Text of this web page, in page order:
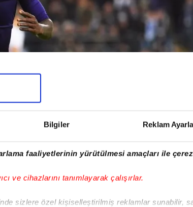
Bilgiler Reklam
faaliyetlerinin yürütülmesi amaçları ile
ve cihazlarını tanımlayarak çalışırlar.
sizlere özel kişiselleştirilmiş reklamlar sunabilir,
forması ile 19 lig maçında 9 gol atan
bir sakatlık yaşadı.